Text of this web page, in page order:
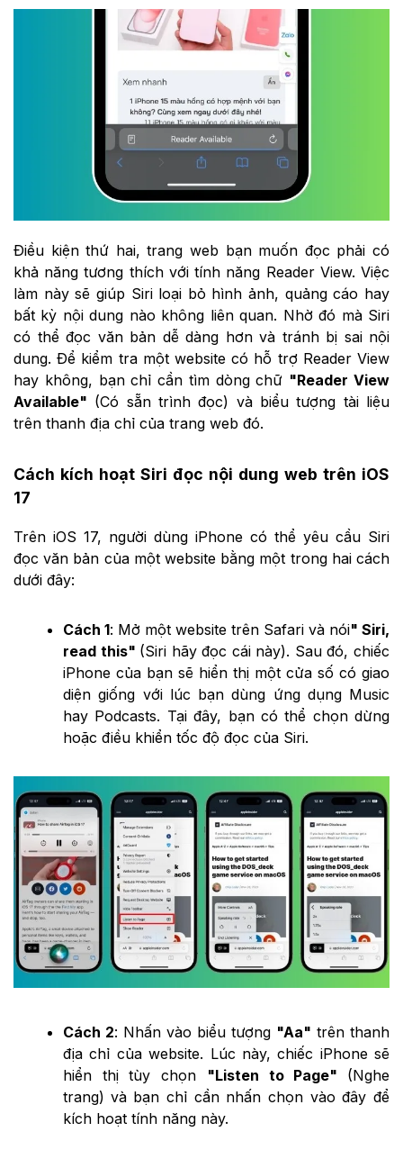
Điều kiện thứ hai, trang web bạn muốn đọc phải có
khả năng tương thích với tính năng Reader View. Việc
làm này sẽ giúp Siri loại bỏ hình ảnh, quảng cáo hay
bất kỳ nội dung nào không liên quan. Nhờ đó mà Siri
có thể đọc văn bản dễ dàng hơn và tránh bị sai nội
dung. Để kiểm tra một website có hỗ trợ Reader View
hay không, bạn chỉ cần tìm dòng chữ "Reader View
Available" (Có sẵn trình đọc) và biểu tượng tài liệu
trên thanh địa chỉ của trang web đó.
Cách kích hoạt Siri đọc nội dung web trên iOS
17
Trên iOS 17, người dùng iPhone có thể yêu cầu Siri
đọc văn bản của một website bằng một trong hai cách
dưới đây:
Cách 1: Mở một website trên Safari và nói" Siri,
read this" (Siri hãy đọc cái này). Sau đó, chiếc
iPhone của bạn sẽ hiển thị một cửa số có giao
diện giống với lúc bạn dùng ứng dụng Music
hay Podcasts. Tại đây, bạn có thể chọn dừng
hoặc điều khiển tốc độ đọc của Siri.
Cách 2: Nhấn vào biểu tượng "Aa" trên thanh
địa chỉ của website. Lúc này, chiếc iPhone sẽ
hiển thị tùy chọn
"Listen to Page" (Nghe
trang) và bạn chỉ cần nhấn chọn vào đây để
kích hoạt tính năng này.